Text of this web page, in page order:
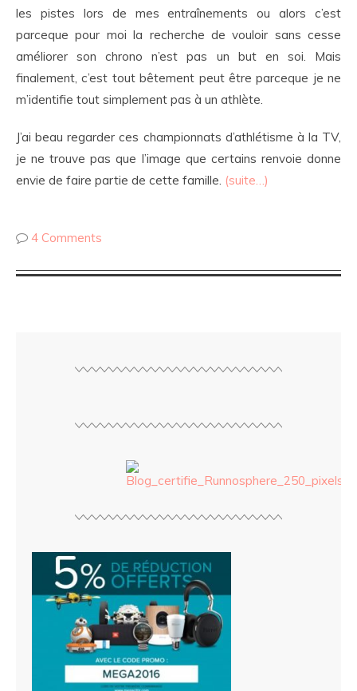
les pistes lors de mes entraînements ou alors c’est
parceque pour moi la recherche de vouloir sans cesse
améliorer son chrono n’est pas un but en soi. Mais
finalement, c’est tout bêtement peut être parceque je ne
m’identifie tout simplement pas à un athlète.
J’ai beau regarder ces championnats d’athlétisme à la TV,
je ne trouve pas que l’image que certains renvoie donne
envie de faire partie de cette famille. (suite…)
4 Comments